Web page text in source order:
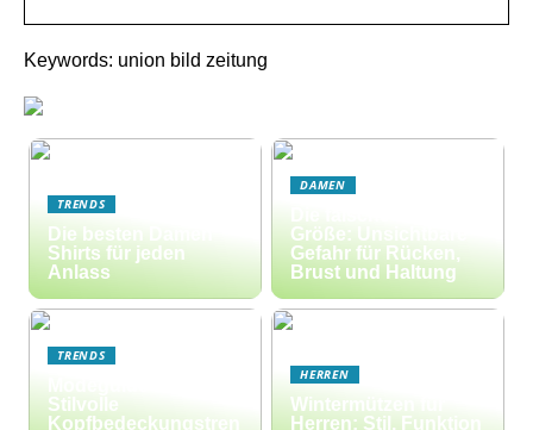
Keywords: union bild zeitung
TRENDS
Die besten Damen
Shirts für jeden
Anlass
DAMEN
Größe: Unsichtbare
Gefahr für Rücken,
Brust und Haltung
TRENDS
Stilvolle
Kopfbedeckungstren
HERREN
Wintermützen für
Herren: Stil, Funktion